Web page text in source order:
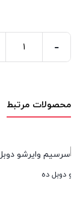
برنجی
-
محصولات مرتبط
شش